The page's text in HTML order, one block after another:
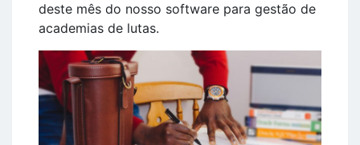
deste mês do nosso software para gestão de
academias de lutas.